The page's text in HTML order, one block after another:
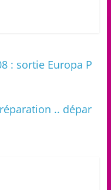
: sortie Europa P
.. dépar